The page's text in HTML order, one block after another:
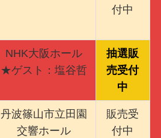
付中
NHK大阪ホール
★ゲスト：塩谷哲
抽選販
売受付
中
丹波篠山市立田園
交響ホール
販売受
付中